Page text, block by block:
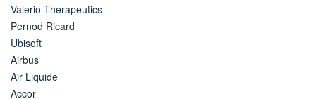
Valerio Therapeutics
Pernod Ricard
Ubisoft
Airbus
Air Liquide
Accor